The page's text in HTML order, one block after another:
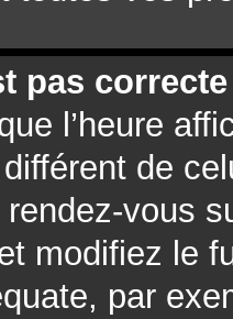
pas
l’heure
de
vous
modifiez le
par